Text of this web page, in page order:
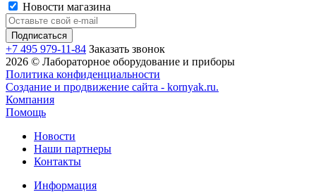
Новости магазина
+7 495 979-11-84 Заказать звонок
2026 © Лабораторное оборудование и приборы
Политика конфиденциальности
Создание и продвижение сайта - kornyak.ru.
Компания
Помощь
Новости
Наши партнеры
Контакты
Информация